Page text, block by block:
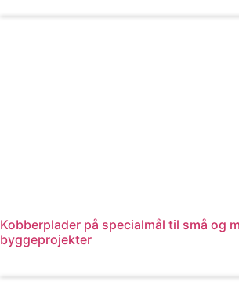
Kobberplader på specialmål til små og
byggeprojekter